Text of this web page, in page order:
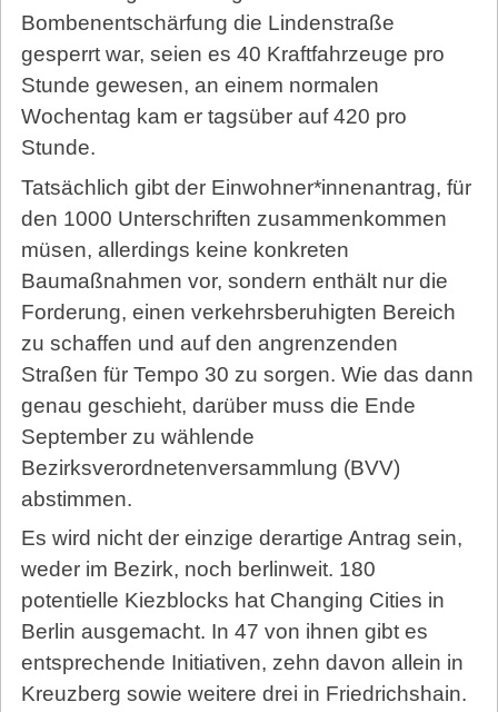
Bombenentschärfung die Lindenstraße
gesperrt war, seien es 40 Kraftfahrzeuge pro
Stunde gewesen, an einem normalen
Wochentag kam er tagsüber auf 420 pro
Stunde.
Tatsächlich gibt der Einwohner*innenantrag, für
den 1000 Unterschriften zusammenkommen
müsen, allerdings keine konkreten
Baumaßnahmen vor, sondern enthält nur die
Forderung, einen verkehrsberuhigten Bereich
zu schaffen und auf den angrenzenden
Straßen für Tempo 30 zu sorgen. Wie das dann
genau geschieht, darüber muss die Ende
September zu wählende
Bezirksverordnetenversammlung (BVV)
abstimmen.
Es wird nicht der einzige derartige Antrag sein,
weder im Bezirk, noch berlinweit. 180
potentielle Kiezblocks hat Changing Cities in
Berlin ausgemacht. In 47 von ihnen gibt es
entsprechende Initiativen, zehn davon allein in
Kreuzberg sowie weitere drei in Friedrichshain.